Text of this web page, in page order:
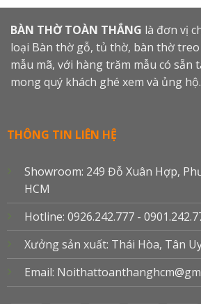
BÀN THỜ TOÀN THẮNG là đơn vị
loại Bàn thờ gỗ, tủ thờ, bàn thờ
mẫu mã, với hàng trăm mẫu có sẵn
mong quý khách ghé xem và ủng hộ.
THÔNG TIN LIÊN HỆ
Showroom: 249 Đỗ Xuân Hợp,
HCM
Hotline: 0926.242.777 -
Xưởng sản xuất: Thái Hòa, Tân
Email: